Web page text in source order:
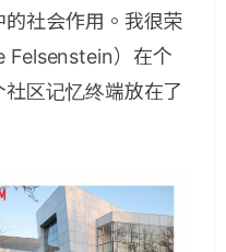
社会作用。我很荣
Felsenstein）在个
区记忆终端放在了